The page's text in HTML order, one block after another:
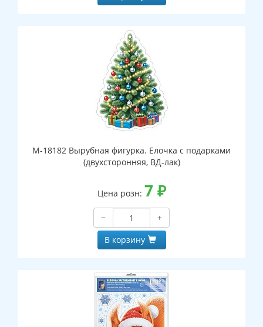
М-18182 Вырубная фигурка. Елочка с подарками
(двухсторонняя, ВД-лак)
Цена розн: 7 ₽
−
+
В корзину